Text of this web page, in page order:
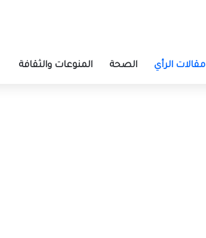
مقالات الرأي الصحة المنوعات والثقافة